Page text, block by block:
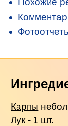
Похожие
Карпы
Лук - 1 шт.